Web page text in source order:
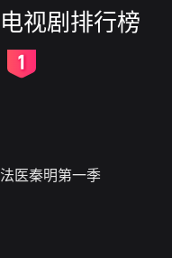
电视剧排行榜
法医秦明第一季